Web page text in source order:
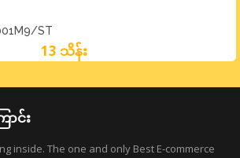
ST
13 သိန်း
င်း
inside. The one and only Best E-commerce